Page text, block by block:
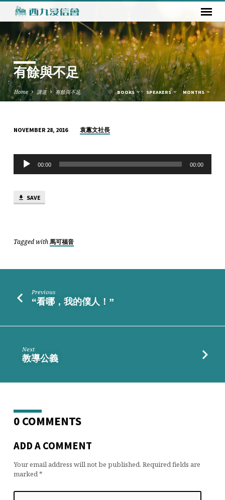
有餘與不足
Home 講道 有餘與不足 BOOKS SPEAKERS MONTHS
餘
與
不
NOVEMBER 28, 2016 袁蕙文社長
Audio
Player
00:00 00:00
SAVE
Tagged with 馬可福音
Previous
“看哪，我的僕人！”
Next
教導公義
0 COMMENTS
ADD A COMMENT
Your email address will not be published. Required fields are
marked *